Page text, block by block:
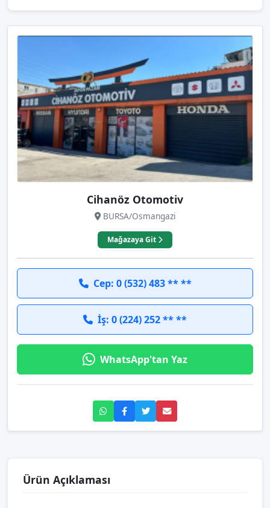
Cihanöz Otomotiv
BURSA/Osmangazi
Mağazaya Git
Cep: 0 (532) 483 ** **
İş: 0 (224) 252 ** **
WhatsApp'tan Yaz
Ürün Açıklaması